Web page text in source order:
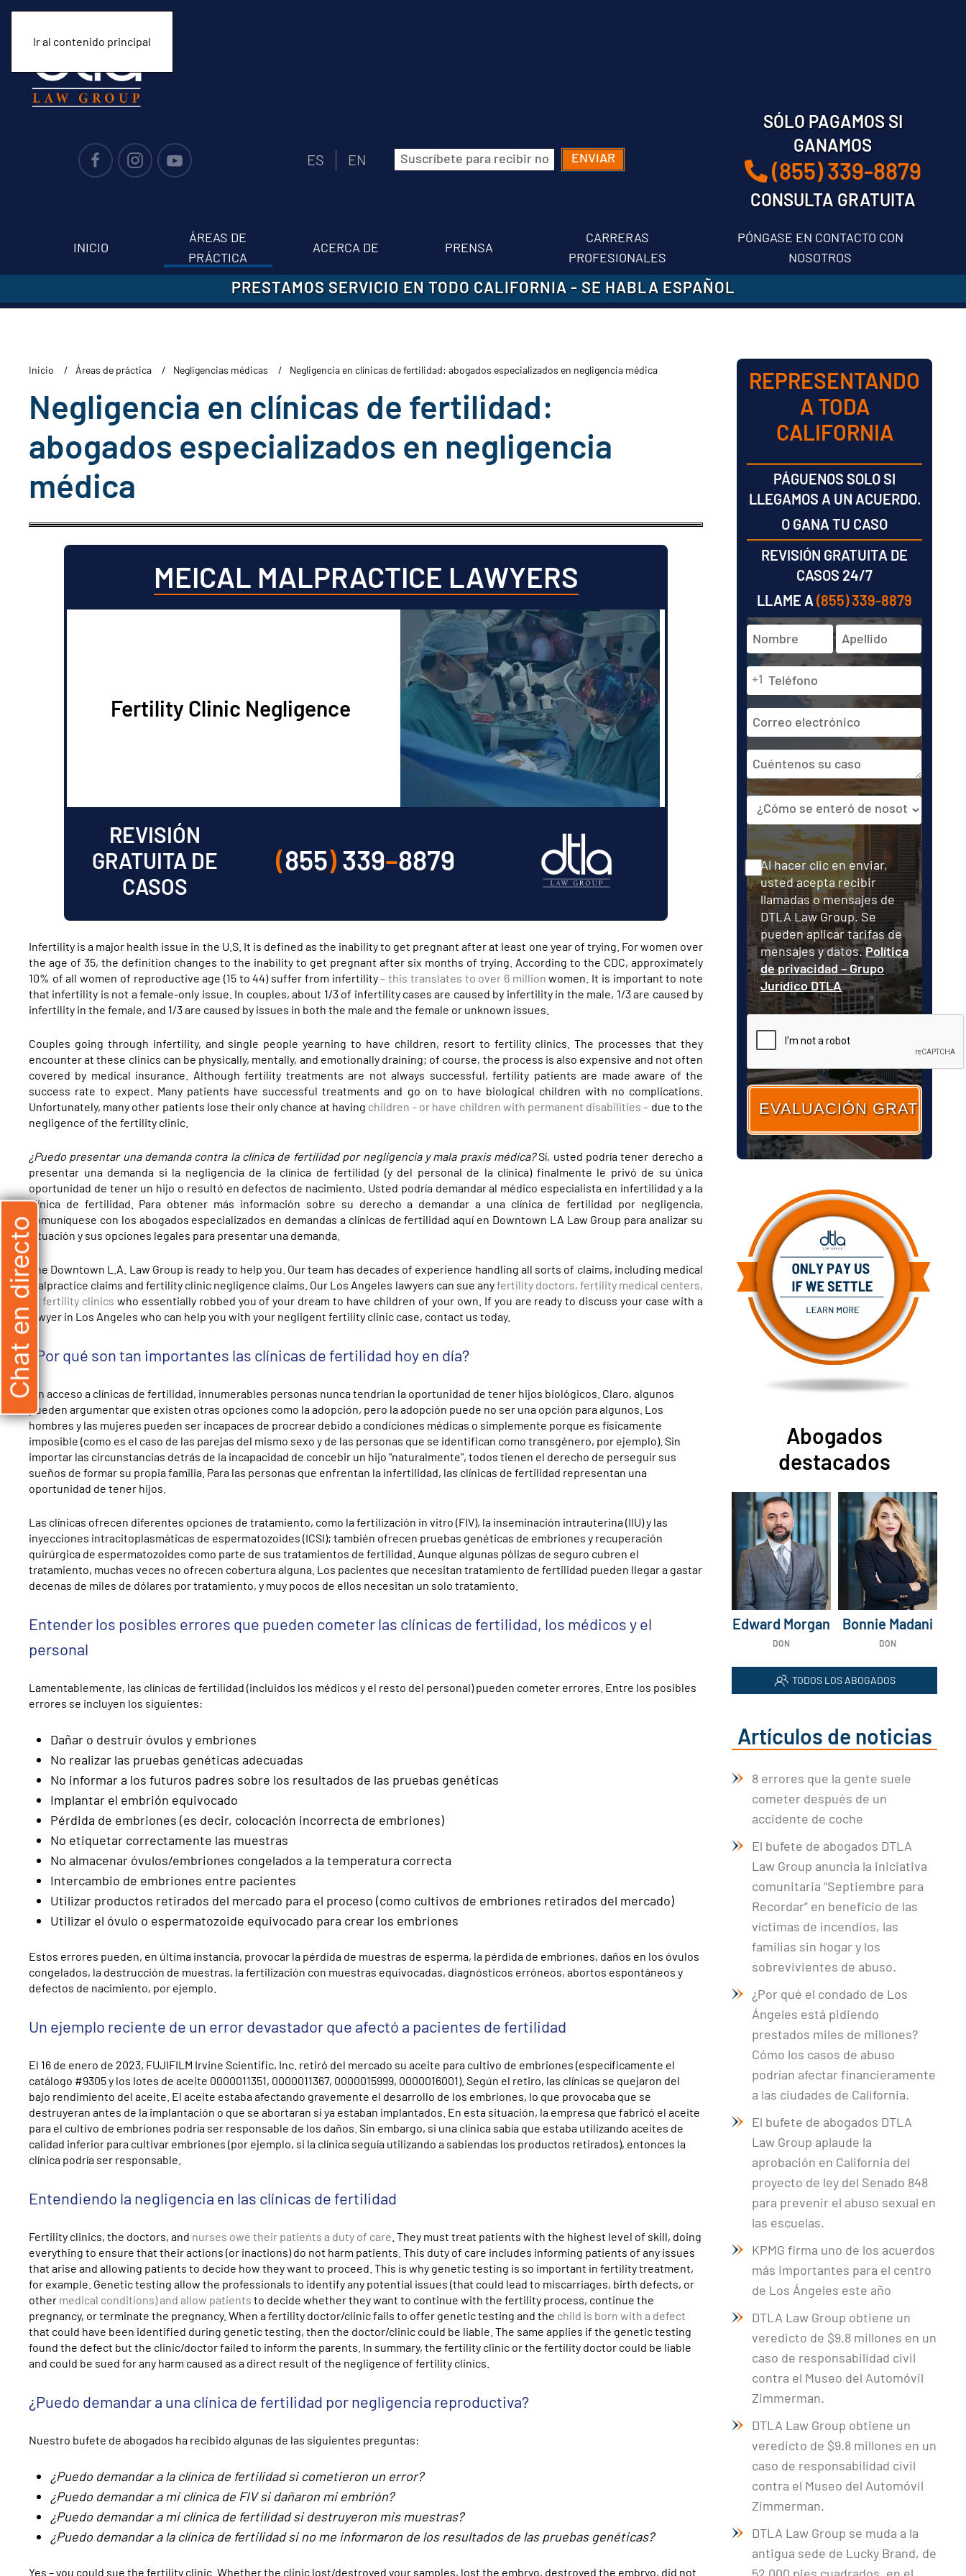
Ir al contenido principal
ES EN
Correo
SÓLO PAGAMOS SI
GANAMOS
(855) 339-8879
CONSULTA GRATUITA
INICIO
ÁREAS DE
PRÁCTICA
ACERCA DE PRENSA
CARRERAS
PROFESIONALES
PÓNGASE EN CONTACTO CON
NOSOTROS
PRESTAMOS SERVICIO EN TODO CALIFORNIA- SE HABLA ESPAÑOL
Inicio Áreas de práctica Negligencias médicas Negligencia en clínicas de fertilidad: abogados especializados en negligencia médica
Negligencia en clínicas de fertilidad:
abogados especializados en negligencia
médica
MEICAL MALPRACTICE LAWYERS
Fertility Clinic Negligence
REVISIÓN
GRATUITA DE
CASOS
(855)339–8879
Infertility is a major health issue in the U.S. It is defined as the inability to get pregnant after at least one year of trying. For women over
the age of 35, the definition changes to the inability to get pregnant after six months of trying. According to the CDC, approximately
10% of all women of reproductive age (15 to 44) suffer from infertility– this translates to over 6 million women. It is important to note
that infertility is not a female-only issue. In couples, about 1/3 of infertility cases are caused by infertility in the male, 1/3 are caused by
infertility in the female, and 1/3 are caused by issues in both the male and the female or unknown issues.
Couples going through infertility, and single people yearning to have children, resort to fertility clinics. The processes that they
encounter at these clinics can be physically, mentally, and emotionally draining; of course, the process is also expensive and not often
covered by medical insurance. Although fertility treatments are not always successful, fertility patients are made aware of the
success rate to expect. Many patients have successful treatments and go on to have biological children with no complications.
Unfortunately, many other patients lose their only chance at having children – or have children with permanent disabilities – due to the
negligence of the fertility clinic.
¿Puedo presentar una demanda contra la clínica de fertilidad por negligencia y mala praxis médica?Sí, usted podría tener derecho a
presentar una demanda si la negligencia de la clínica de fertilidad (y del personal de la clínica) finalmente le privó de su única
oportunidad de tener un hijo o resultó en defectos de nacimiento. Usted podría demandar al médico especialista en infertilidad y a la
clínica de fertilidad. Para obtener más información sobre su derecho a demandar a una clínica de fertilidad por negligencia,
comuníquese con los abogados especializados en demandas a clínicas de fertilidad aquí en Downtown LA Law Group para analizar su
situación y sus opciones legales para presentar una demanda.
The Downtown L.A. Law Group is ready to help you. Our team has decades of experience handling all sorts of claims, including medical
malpractice claims and fertility clinic negligence claims. Our Los Angeles lawyers can sue anyfertility doctors, fertility medical centers,
or fertility clinics who essentially robbed you of your dream to have children of your own. If you are ready to discuss your case with a
lawyer in Los Angeles who can help you with your negligent fertility clinic case, contact us today.
¿Por qué son tan importantes las clínicas de fertilidad hoy en día?
Sin acceso a clínicas de fertilidad, innumerables personas nunca tendrían la oportunidad de tener hijos biológicos. Claro, algunos
pueden argumentar que existen otras opciones como la adopción, pero la adopción puede no ser una opción para algunos. Los
hombres y las mujeres pueden ser incapaces de procrear debido a condiciones médicas o simplemente porque es físicamente
imposible (como es el caso de las parejas del mismo sexo y de las personas que se identifican como transgénero, por ejemplo). Sin
importar las circunstancias detrás de la incapacidad de concebir un hijo "naturalmente", todos tienen el derecho de perseguir sus
sueños de formar su propia familia. Para las personas que enfrentan la infertilidad, las clínicas de fertilidad representan una
oportunidad de tener hijos.
Las clínicas ofrecen diferentes opciones de tratamiento, como la fertilización in vitro (FIV), la inseminación intrauterina (IIU) y las
inyecciones intracitoplasmáticas de espermatozoides (ICSI); también ofrecen pruebas genéticas de embriones y recuperación
quirúrgica de espermatozoides como parte de sus tratamientos de fertilidad. Aunque algunas pólizas de seguro cubren el
tratamiento, muchas veces no ofrecen cobertura alguna. Los pacientes que necesitan tratamiento de fertilidad pueden llegar a gastar
decenas de miles de dólares por tratamiento, y muy pocos de ellos necesitan un solo tratamiento.
Entender los posibles errores que pueden cometer las clínicas de fertilidad, los médicos y el
personal
Lamentablemente, las clínicas de fertilidad (incluidos los médicos y el resto del personal) pueden cometer errores. Entre los posibles
errores se incluyen los siguientes:
Dañar o destruir óvulos y embriones
No realizar las pruebas genéticas adecuadas
No informar a los futuros padres sobre los resultados de las pruebas genéticas
Implantar el embrión equivocado
Pérdida de embriones (es decir, colocación incorrecta de embriones)
No etiquetar correctamente las muestras
No almacenar óvulos/embriones congelados a la temperatura correcta
Intercambio de embriones entre pacientes
Utilizar productos retirados del mercado para el proceso (como cultivos de embriones retirados del mercado)
Utilizar el óvulo o espermatozoide equivocado para crear los embriones
Estos errores pueden, en última instancia, provocar la pérdida de muestras de esperma, la pérdida de embriones, daños en los óvulos
congelados, la destrucción de muestras, la fertilización con muestras equivocadas, diagnósticos erróneos, abortos espontáneos y
defectos de nacimiento, por ejemplo.
Un ejemplo reciente de un error devastador que afectó a pacientes de fertilidad
El 16 de enero de 2023, FUJIFILM Irvine Scientific, Inc. retiró del mercado su aceite para cultivo de embriones (específicamente el
catálogo #9305 y los lotes de aceite 0000011351, 0000011367, 0000015999, 0000016001). Según el retiro, las clínicas se quejaron del
bajo rendimiento del aceite. El aceite estaba afectando gravemente el desarrollo de los embriones, lo que provocaba que se
destruyeran antes de la implantación o que se abortaran si ya estaban implantados. En esta situación, la empresa que fabricó el aceite
para el cultivo de embriones podría ser responsable de los daños. Sin embargo, si una clínica sabía que estaba utilizando aceites de
calidad inferior para cultivar embriones (por ejemplo, si la clínica seguía utilizando a sabiendas los productos retirados), entonces la
clínica podría ser responsable.
Entendiendo la negligencia en las clínicas de fertilidad
Fertility clinics, the doctors, and nurses owe their patients a duty of care . They must treat patients with the highest level of skill, doing
everything to ensure that their actions (or inactions) do not harm patients. This duty of care includes informing patients of any issues
that arise and allowing patients to decide how they want to proceed. This is why genetic testing is so important in fertility treatment,
for example. Genetic testing allow the professionals to identify any potential issues (that could lead to miscarriages, birth defects, or
other medical conditions) and allow patients to decide whether they want to continue with the fertility process, continue the
pregnancy, or terminate the pregnancy. When a fertility doctor/clinic fails to offer genetic testing and the child is born with a defect
that could have been identified during genetic testing, then the doctor/clinic could be liable. The same applies if the genetic testing
found the defect but the clinic/doctor failed to inform the parents. In summary, the fertility clinic or the fertility doctor could be liable
and could be sued for any harm caused as a direct result of the negligence of fertility clinics.
¿Puedo demandar a una clínica de fertilidad por negligencia reproductiva?
Nuestro bufete de abogados ha recibido algunas de las siguientes preguntas:
¿Puedo demandar a la clínica de fertilidad si cometieron un error?
¿Puedo demandar a mi clínica de FIV si dañaron mi embrión?
¿Puedo demandar a mi clínica de fertilidad si destruyeron mis muestras?
¿Puedo demandar a la clínica de fertilidad si no me informaron de los resultados de las pruebas genéticas?
Yes – you could sue the fertility clinic. Whether the clinic lost/destroyed your samples, lost the embryo, destroyed the embryo, did not
REPRESENTANDO
A TODA
CALIFORNIA
PÁGUENOS SOLO SI
LLEGAMOS A UN ACUERDO.
O GANA TU CASO
REVISIÓN GRATUITA DE
CASOS 24/7
LLAME A (855) 339-8879
Nombre
y
apellidos
primer
lugar
+1
de
correo
electrónico
su
Fuente
Consentir
Al hacer clic en enviar,
usted acepta recibir
llamadas o mensajes de
DTLA Law Group. Se
pueden aplicar tarifas de
mensajes y datos.Política
de privacidad – Grupo
Jurídico DTLA
Abogados
destacados
Edward Morgan
DON
Bonnie Madani
DON
TODOS LOS ABOGADOS
Artículos de noticias
8 errores que la gente suele
cometer después de un
accidente de coche
El bufete de abogados DTLA
Law Group anuncia la iniciativa
comunitaria “Septiembre para
Recordar” en beneficio de las
víctimas de incendios, las
familias sin hogar y los
sobrevivientes de abuso.
¿Por qué el condado de Los
Ángeles está pidiendo
prestados miles de millones?
Cómo los casos de abuso
podrían afectar financieramente
a las ciudades de California.
El bufete de abogados DTLA
Law Group aplaude la
aprobación en California del
proyecto de ley del Senado 848
para prevenir el abuso sexual en
las escuelas.
KPMG firma uno de los acuerdos
más importantes para el centro
de Los Ángeles este año
DTLA Law Group obtiene un
veredicto de $9.8 millones en un
caso de responsabilidad civil
contra el Museo del Automóvil
Zimmerman.
DTLA Law Group obtiene un
veredicto de $9.8 millones en un
caso de responsabilidad civil
contra el Museo del Automóvil
Zimmerman.
DTLA Law Group se muda a la
antigua sede de Lucky Brand, de
Chat en directo